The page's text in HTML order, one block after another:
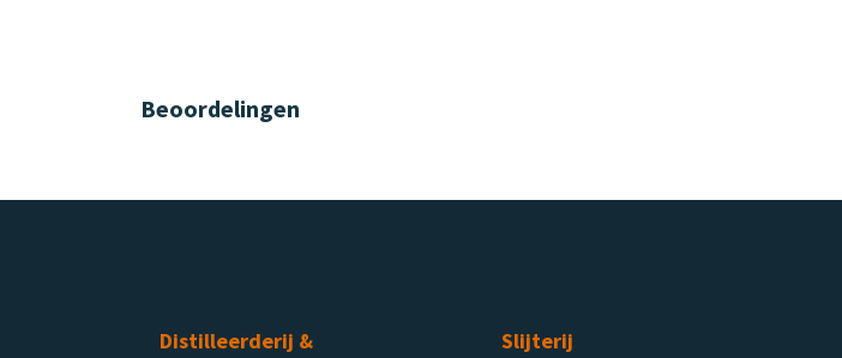
Beoordelingen
Distilleerderij &
Slijterij